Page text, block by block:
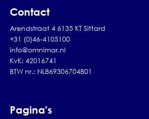
Contact
Arendstraat 4 6135 KT Sittard
+31 (0)46-4105100
info@omnimar.nl
KvK: 42016741
BTW nr.: NL869306704B01
Pagina's